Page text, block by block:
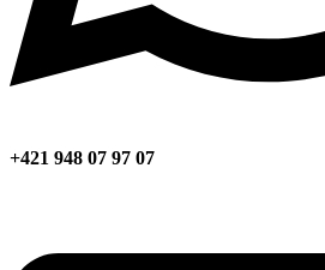
+421 948 07 97 07